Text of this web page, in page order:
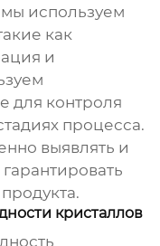
используем
как
и
для контроля
процесса.
выявлять и
кристаллов